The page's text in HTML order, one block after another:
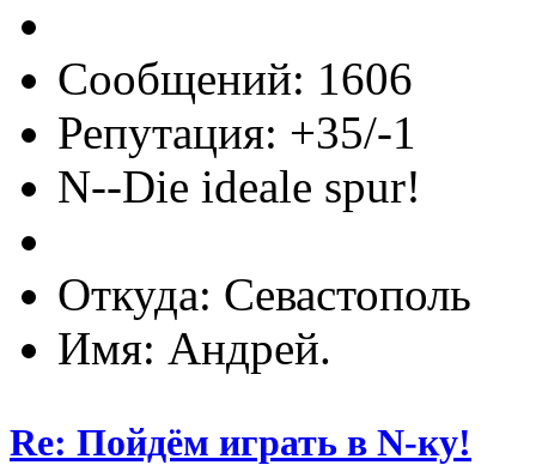
Сообщений: 1606
Репутация: +35/-1
N--Die ideale spur!
Откуда: Севастополь
Имя: Андрей.
Re: Пойдём играть в N-ку!